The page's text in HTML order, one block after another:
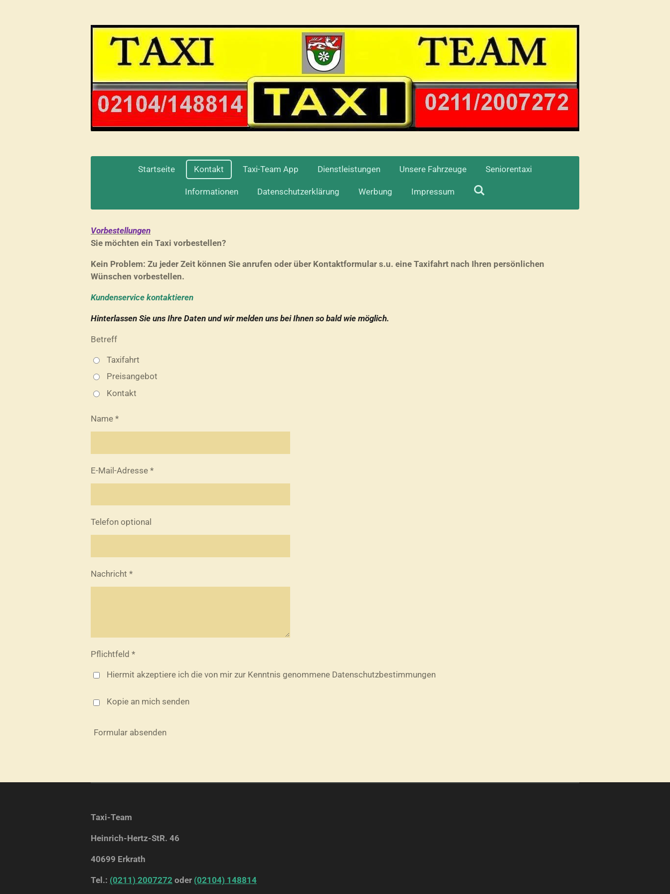
Startseite Kontakt Taxi-Team App Dienstleistungen Unsere Fahrzeuge Seniorentaxi
Informationen Datenschutzerklärung Werbung Impressum
Vorbestellungen
Sie möchten ein Taxi vorbestellen?
Kein Problem: Zu jeder Zeit können Sie anrufen oder über Kontaktformular s.u. eine Taxifahrt nach Ihren persönlichen
Wünschen vorbestellen.
Kundenservice kontaktieren
Hinterlassen Sie uns Ihre Daten und wir melden uns bei Ihnen so bald wie möglich.
Betreff
Taxifahrt
Preisangebot
Kontakt
Name *
E-Mail-Adresse *
Telefon optional
Nachricht *
Pflichtfeld *
Hiermit akzeptiere ich die von mir zur Kenntnis genommene Datenschutzbestimmungen
Kopie an mich senden
Formular absenden
Taxi-Team
Heinrich-Hertz-StR. 46
40699 Erkrath
Tel.: (0211) 2007272 oder (02104) 148814